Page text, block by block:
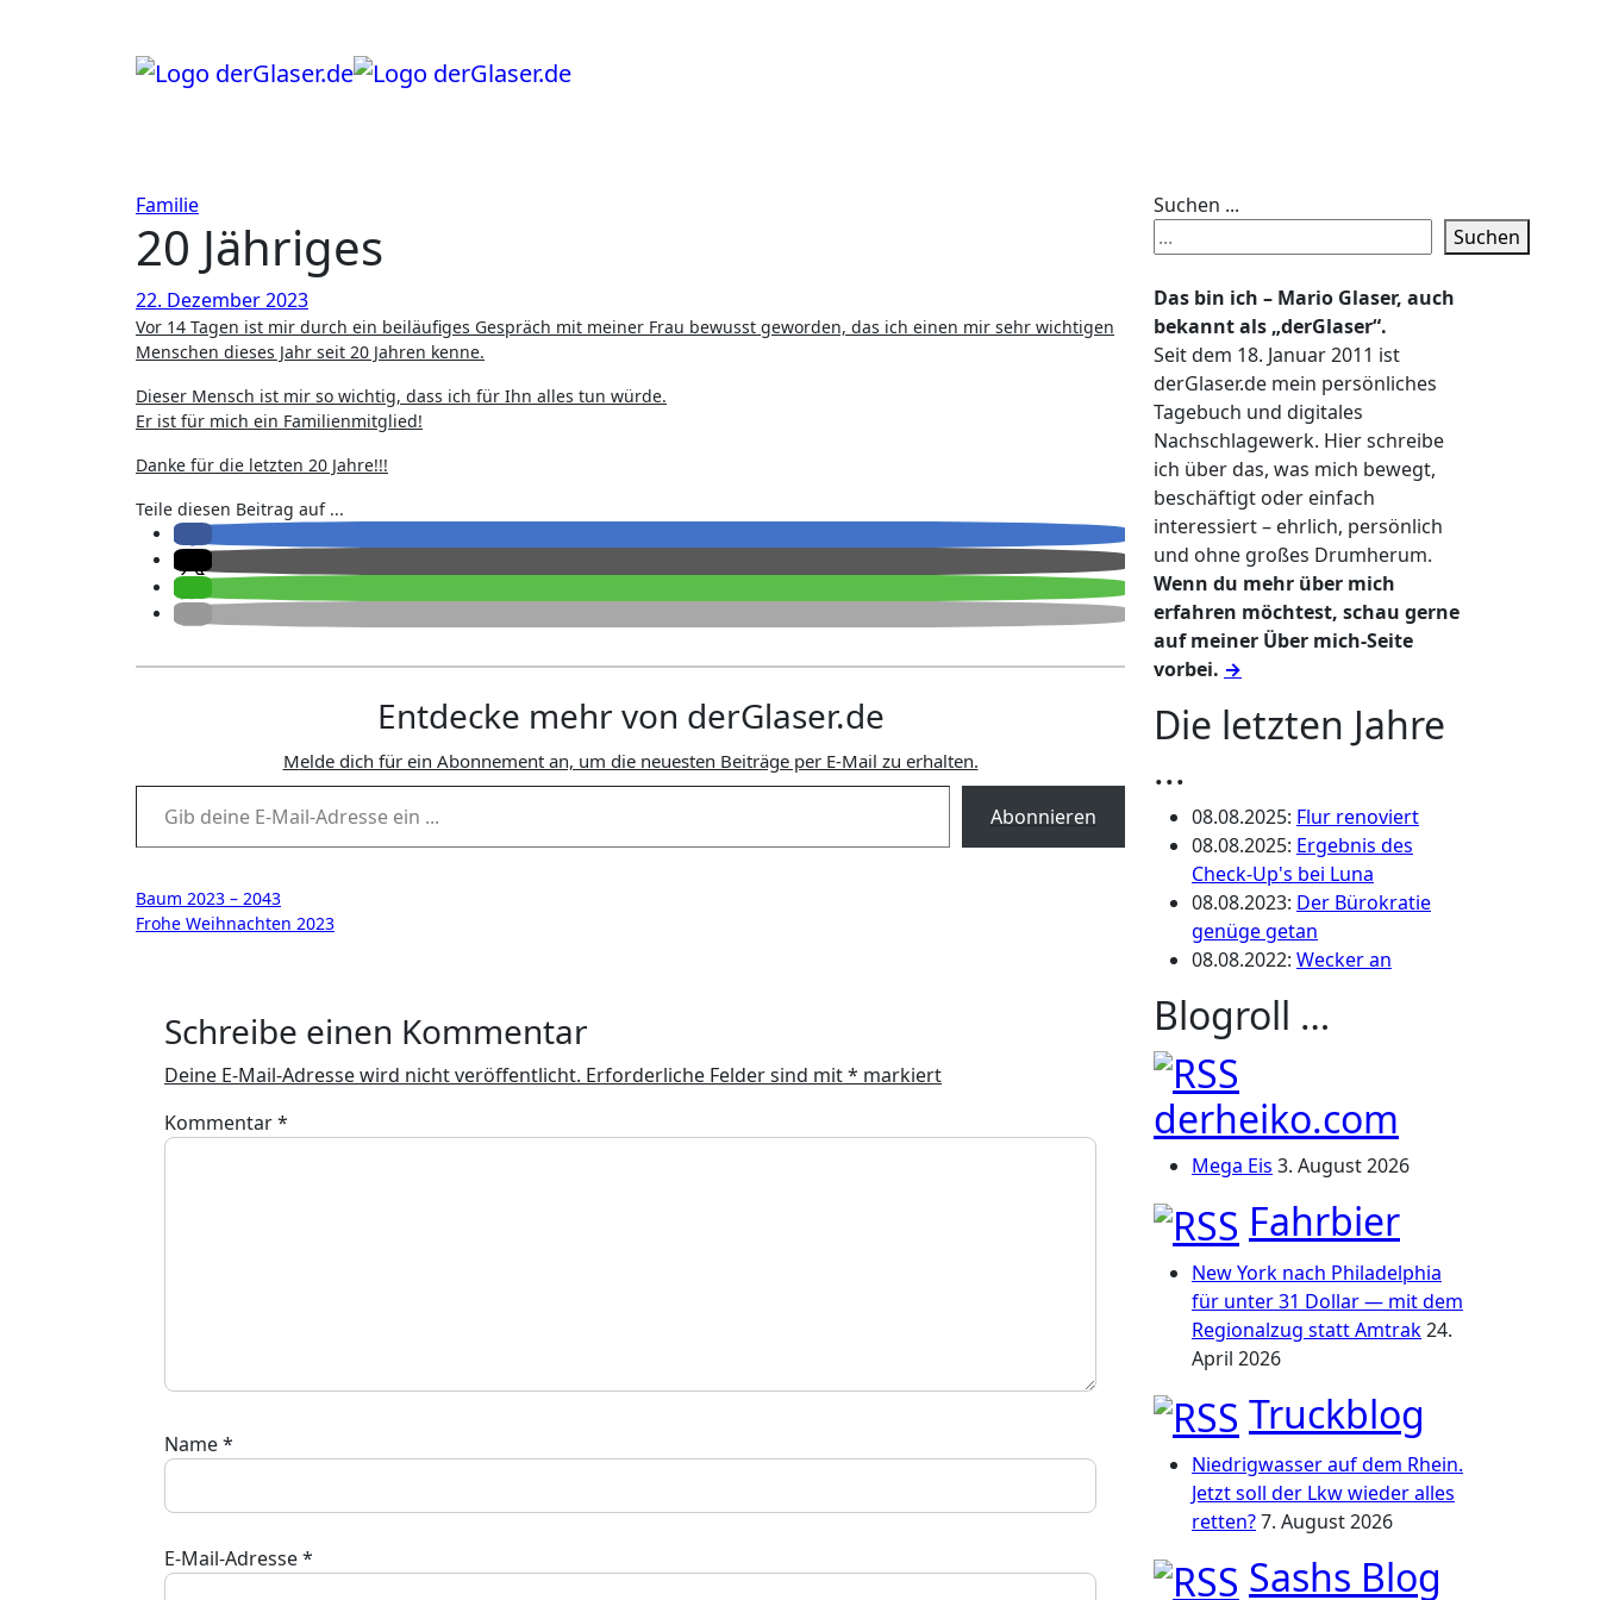
Familie
20 Jähriges
22. Dezember 2023
Vor 14 Tagen ist mir durch ein beiläufiges Gespräch mit meiner Frau bewusst geworden, das ich einen mir sehr wichtigen
Menschen dieses Jahr seit 20 Jahren kenne.
Dieser Mensch ist mir so wichtig, dass ich für Ihn alles tun würde.
Er ist für mich ein Familienmitglied!
Danke für die letzten 20 Jahre!!!
Teile diesen Beitrag auf ...
Entdecke mehr von derGlaser.de
Melde dich für ein Abonnement an, um die neuesten Beiträge per E-Mail zu erhalten.
Gib deine E-Mail-Adresse ein ...
Abonnieren
Beitragsnavigation
Baum 2023 – 2043
Frohe Weihnachten 2023
Schreibe einen Kommentar
Deine E-Mail-Adresse wird nicht veröffentlicht. Erforderliche Felder sind mit* markiert
Kommentar*
Name*
E-Mail-Adresse*
Suchen ...
Suchen
Das bin ich – Mario Glaser, auch
bekannt als „derGlaser“.
Seit dem 18. Januar 2011 ist
derGlaser.de mein persönliches
Tagebuch und digitales
Nachschlagewerk. Hier schreibe
ich über das, was mich bewegt,
beschäftigt oder einfach
interessiert – ehrlich, persönlich
und ohne großes Drumherum.
Wenn du mehr über mich
erfahren möchtest, schau gerne
auf meiner Über mich-Seite
vorbei. →
Die letzten Jahre
...
08.08.2025: Flur renoviert
08.08.2025: Ergebnis des
Check-Up's bei Luna
08.08.2023: Der Bürokratie
genüge getan
08.08.2022: Wecker an
Blogroll …
derheiko.com
Mega Eis 3. August 2026
Fahrbier
New York nach Philadelphia
für unter 31 Dollar — mit dem
Regionalzug statt Amtrak24.
April 2026
Truckblog
Niedrigwasser auf dem Rhein.
Jetzt soll der Lkw wieder alles
retten?7. August 2026
Sashs Blog